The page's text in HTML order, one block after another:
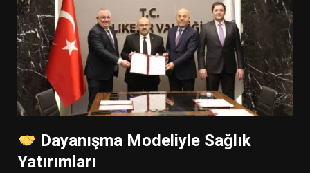
Dayanışma Modeliyle Sağlık
Yatırımları